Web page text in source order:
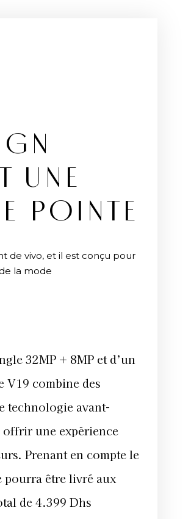
UNE
POINTE
de vivo, et il est conçu pour
la mode
32MP + 8MP et d’un
V19 combine des
technologie avant-
offrir une expérience
Prenant en compte le
pourra être livré aux
de 4.399 Dhs